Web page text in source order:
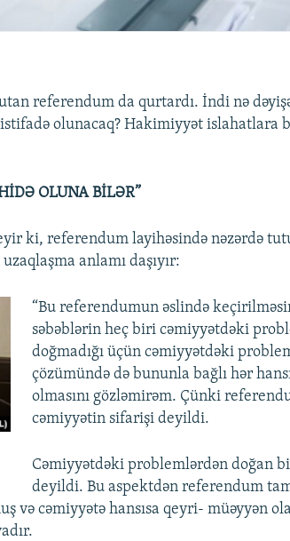
referendum da qurtardı. İndi nə
olunacaq? Hakimiyyət islahatlara
OLUNA BİLƏR”
ki, referendum layihəsində nəzərdə
anlamı daşıyır:
“Bu referendumun əslində
səbəblərin heç biri cəmiyyətdəki
doğmadığı üçün cəmiyyətdəki
çözümündə də bununla bağlı hər
olmasını gözləmirəm. Çünki
cəmiyyətin sifarişi deyildi.
Cəmiyyətdəki problemlərdən doğan
deyildi. Bu aspektdən referendum
və cəmiyyətə hansısa qeyri- müəyyən